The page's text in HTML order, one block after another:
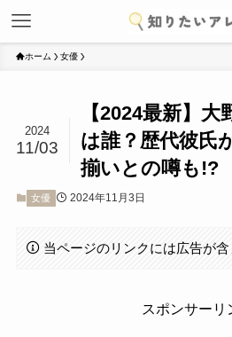
ホーム 女優
【2024最新】
は誰？歴代彼氏
揃いとの噂も!?
2024
11/03
女優 2024年11月3日
当ページのリンクには広告が含
スポンサーリ